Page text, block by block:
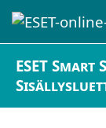
ESET Smart